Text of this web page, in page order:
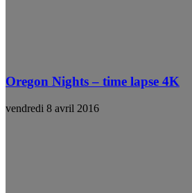
Oregon Nights – time lapse 4K
vendredi 8 avril 2016